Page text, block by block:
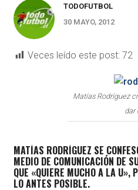
TODOFUTBOL
30 MAYO, 2012
Veces leído este post: 72
Matías Rodríguez
dar
MATÍAS RODRÍGUEZ SE
MEDIO DE COMUNICACIÓN DE
QUE «QUIERE MUCHO A LA U»,
LO ANTES POSIBLE.